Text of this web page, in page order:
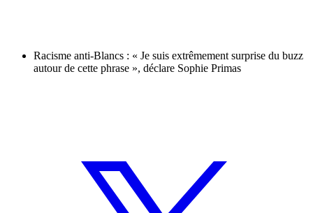
Racisme anti-Blancs : « Je suis extrêmement surprise du buzz
autour de cette phrase », déclare Sophie Primas